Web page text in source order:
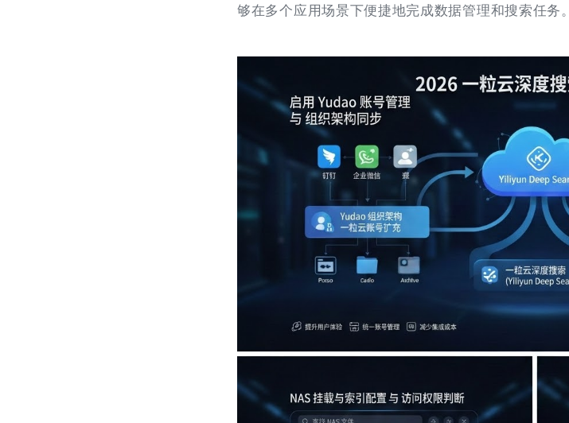
够在多个应用场景下便捷地完成数据管理和搜索任务。